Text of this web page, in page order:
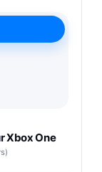
Xbox One